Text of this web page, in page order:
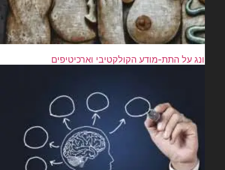
על התת-מודע הקולקטיבי וארכיטיפים